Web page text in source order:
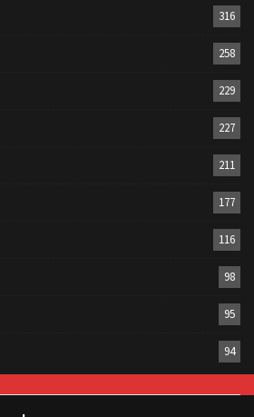
316
258
229
227
211
177
116
98
95
94